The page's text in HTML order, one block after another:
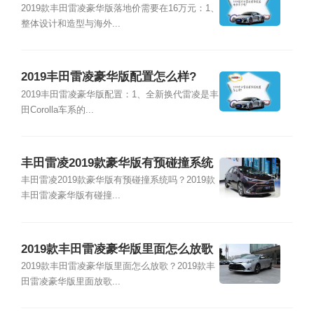
钱?
2019款丰田雷凌豪华版落地价需要在16万元：1、
整体设计和造型与海外...
2019丰田雷凌豪华版配置怎么样?
2019丰田雷凌豪华版配置：1、全新换代雷凌是丰
田Corolla车系的...
丰田雷凌2019款豪华版有预碰撞系统
吗
丰田雷凌2019款豪华版有预碰撞系统吗？2019款
丰田雷凌豪华版有碰撞...
2019款丰田雷凌豪华版里面怎么放歌
2019款丰田雷凌豪华版里面怎么放歌？2019款丰
田雷凌豪华版里面放歌...